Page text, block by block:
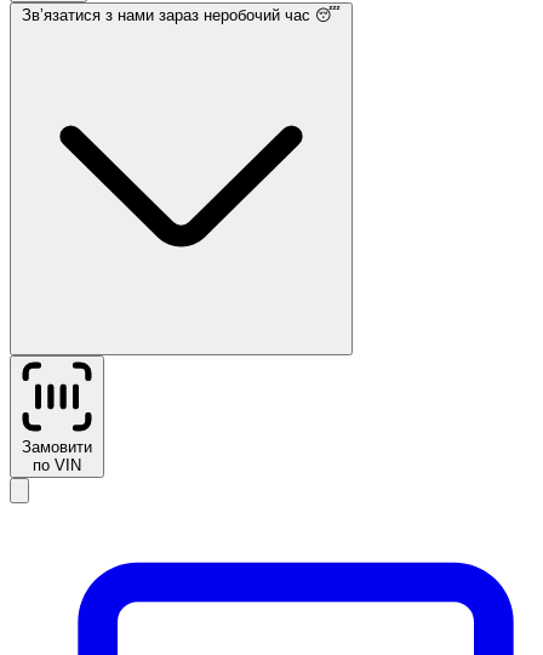
Звʼязатися з нами зараз неробочий час 😴
Замовити
по VIN